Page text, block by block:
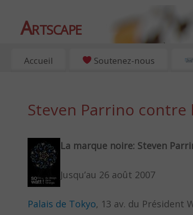
Artscape
EXPOSITIONS, ART ET CULTURE À PARIS
Accueil Soutenez-nous
Steven Parrino
La marque noire: Steven
Jusqu’au 26 août 2007
Palais de Tokyo, 13 av. du Président